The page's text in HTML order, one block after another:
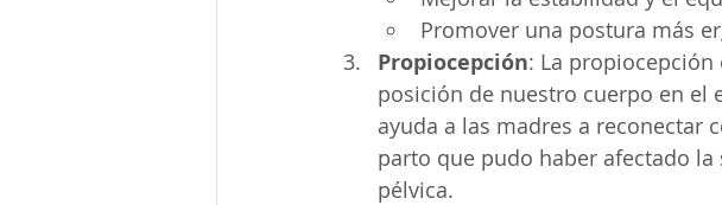
Promover una postura más
Propiocepción: La
posición de nuestro cuerpo en el
ayuda a las madres a reconectar
parto que pudo haber afectado
pélvica.